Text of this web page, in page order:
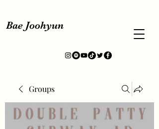
Bae Joohyun
Groups